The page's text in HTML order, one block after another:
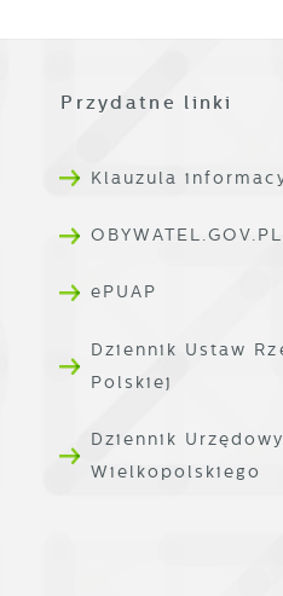
Przydatne linki
Klauzula
OBYWATEL.GOV.PL
ePUAP
Dziennik Ustaw
Polskiej
Dziennik
Wielkopolskiego
Cookies
zakresie
pozwalają
Reklamowe
informacje
podmiotów
ofert,